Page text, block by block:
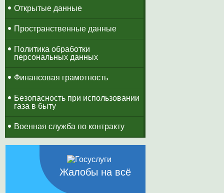
Открытые данные
Пространственные данные
Политика обработки
персональных данных
Финансовая грамотность
Безопасность при использовании
газа в быту
Военная служба по контракту
Жалобы на всё